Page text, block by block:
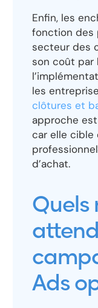
Enfin, les
fonction des
secteur des
son coût par
les
clôtures et
approche
car elle cible
d’achat.
Ads